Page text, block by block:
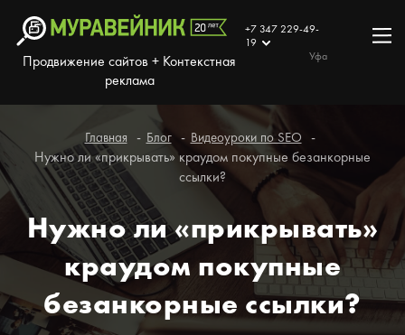
Продвижение сайтов + Контекстная
реклама
+7 347 229-49-
19
Уфа
Главная Блог Видеоуроки по SEO
Нужно ли «прикрывать» краудом покупные безанкорные
ссылки?
Нужно ли «прикрывать»
краудом покупные
безанкорные ссылки?